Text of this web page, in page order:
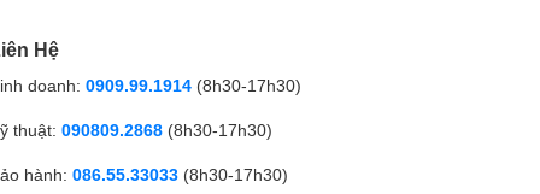
Hệ
doanh: 0909.99.1914 (8h30-17h30)
thuật: 090809.2868 (8h30-17h30)
hành: 086.55.33033 (8h30-17h30)